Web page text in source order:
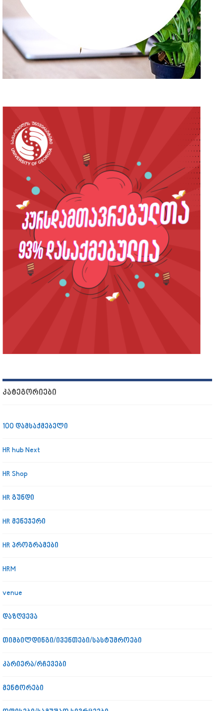
ᲙᲐᲢᲔᲒᲝᲠᲘᲔᲑᲘ
100 დამსაქმებელი
HR hub Next
HR Shop
HR გუნდი
HR მენეჯერი
HR პროგრამები
HRM
venue
დაზღვევა
თიმბილდინგი/ივენთები/სასტუმროები
კარიერა/რჩევები
მენტორები